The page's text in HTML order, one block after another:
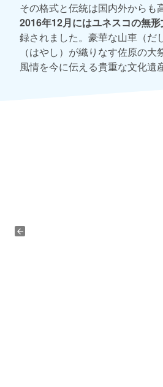
その格式と伝統は国内外からも
2016年12月にはユネスコの無
録されました。豪華な山車（だ
（はやし）が織りなす佐原の
風情を今に伝える貴重な文化遺